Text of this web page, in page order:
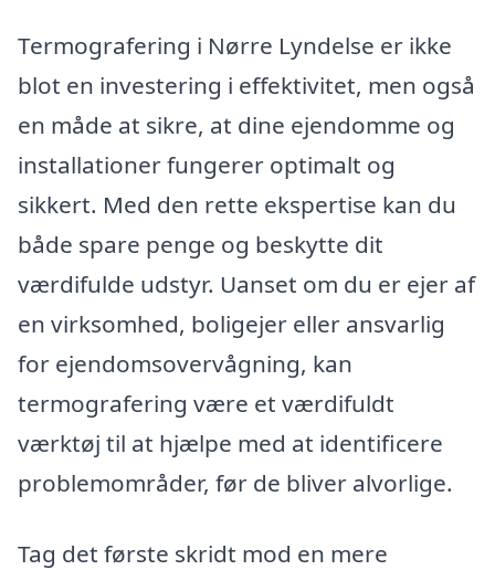
Termografering i Nørre Lyndelse er ikke
blot en investering i effektivitet, men også
en måde at sikre, at dine ejendomme og
installationer fungerer optimalt og
sikkert. Med den rette ekspertise kan du
både spare penge og beskytte dit
værdifulde udstyr. Uanset om du er ejer af
en virksomhed, boligejer eller ansvarlig
for ejendomsovervågning, kan
termografering være et værdifuldt
værktøj til at hjælpe med at identificere
problemområder, før de bliver alvorlige.
Tag det første skridt mod en mere